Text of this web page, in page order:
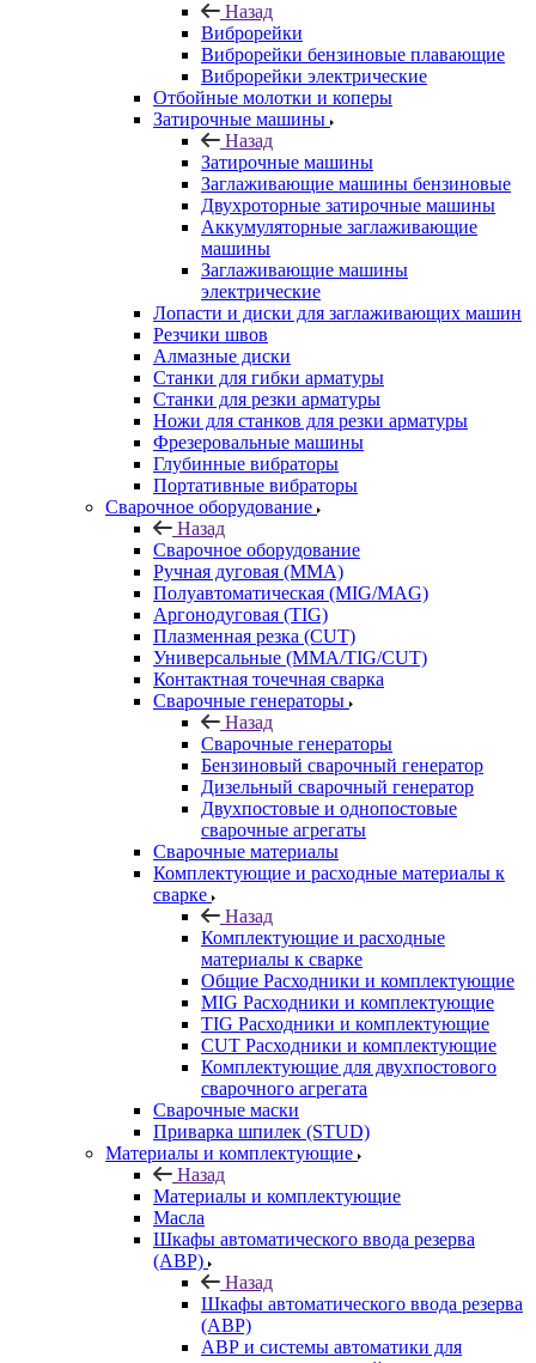
Назад
Виброрейки
Виброрейки бензиновые плавающие
Виброрейки электрические
Отбойные молотки и коперы
Затирочные машины
Назад
Затирочные машины
Заглаживающие машины бензиновые
Двухроторные затирочные машины
Аккумуляторные заглаживающие
машины
Заглаживающие машины
электрические
Лопасти и диски для заглаживающих машин
Резчики швов
Алмазные диски
Станки для гибки арматуры
Станки для резки арматуры
Ножи для станков для резки арматуры
Фрезеровальные машины
Глубинные вибраторы
Портативные вибраторы
Сварочное оборудование
Назад
Сварочное оборудование
Ручная дуговая (MMA)
Полуавтоматическая (MIG/MAG)
Аргонодуговая (TIG)
Плазменная резка (CUT)
Универсальные (MMA/TIG/CUT)
Контактная точечная сварка
Сварочные генераторы
Назад
Сварочные генераторы
Бензиновый сварочный генератор
Дизельный сварочный генератор
Двухпостовые и однопостовые
сварочные агрегаты
Сварочные материалы
Комплектующие и расходные материалы к
сварке
Назад
Комплектующие и расходные
материалы к сварке
Общие Расходники и комплектующие
MIG Расходники и комплектующие
TIG Расходники и комплектующие
CUT Расходники и комплектующие
Комплектующие для двухпостового
сварочного агрегата
Сварочные маски
Приварка шпилек (STUD)
Материалы и комплектующие
Назад
Материалы и комплектующие
Масла
Шкафы автоматического ввода резерва
(АВР)
Назад
Шкафы автоматического ввода резерва
(АВР)
АВР и системы автоматики для